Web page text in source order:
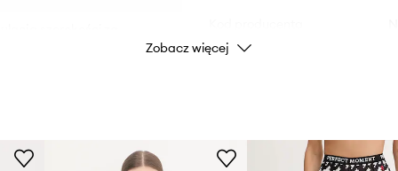
dodatkowe ciepło.
Zobacz więcej